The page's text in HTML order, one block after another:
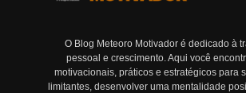
O Blog Meteoro Motivador é dedicado à
pessoal e crescimento. Aqui você
motivacionais, práticos e estratégicos para
limitantes, desenvolver uma mentalidade